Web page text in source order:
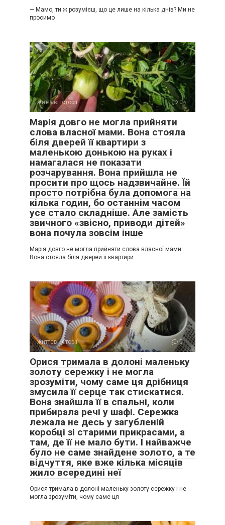
— Мамо, ти ж розумієш, що це лише на кілька днів? Ми не
просимо
життєві історії 0
Марія довго не могла прийняти
слова власної мами. Вона стояла
біля дверей її квартири з
маленькою донькою на руках і
намагалася не показати
розчарування. Вона прийшла не
просити про щось надзвичайне. Їй
просто потрібна була допомога на
кілька годин, бо останнім часом
усе стало складніше. Але замість
звичного «звісно, приводи дітей»
вона почула зовсім інше
Марія довго не могла прийняти слова власної мами.
Вона стояла біля дверей її квартири
життєві історії 0
Орися тримала в долоні маленьку
золоту сережку і не могла
зрозуміти, чому саме ця дрібниця
змусила її серце так стискатися.
Вона знайшла її в спальні, коли
прибирала речі у шафі. Сережка
лежала не десь у загубленій
коробці зі старими прикрасами, а
там, де її не мало бути. І найважче
було не саме знайдене золото, а те
відчуття, яке вже кілька місяців
жило всередині неї
Орися тримала в долоні маленьку золоту сережку і не
могла зрозуміти, чому саме ця